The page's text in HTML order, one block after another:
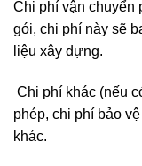
Chi phí vận chuyển
gói, chi phí này sẽ
liệu xây dựng.
Chi phí khác (nếu
phép, chi phí bảo
khác.